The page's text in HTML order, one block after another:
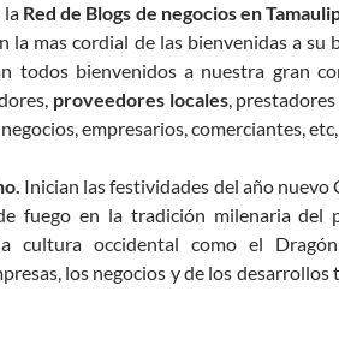
la Red de Blogs de negocios en
la mas cordial de las bienvenidas a su
todos bienvenidos a nuestra gran
proveedores locales,
empresarios, comerciantes,
Inician las festividades del año nuevo
fuego en la tradición milenaria del
cultura occidental como el
los negocios y de los desarrollos